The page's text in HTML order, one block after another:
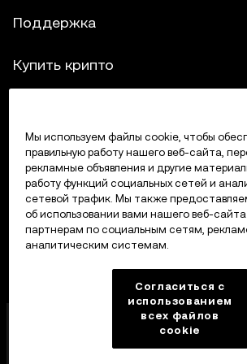
объемом не более 100 слов, при
копировании или распространении
должно быть указано: «Разрешение
ссылку на название статьи и ее
«Название статьи, [имя автора, если
2025». Часть контента может быть
использованием инструментов
интеллекта (ИИ). Создание
любое другое использование данной
Поддержка
Купить крипто
Трейдинг
Компания OKX Europe Limited,
торговой маркой OKX, получила
поставщика услуг в сфере
Мы используем файлы cookie, чтобы
правильную работу нашего веб-сайта,
рекламные объявления и другие
работу функций социальных сетей и
сетевой трафик. Мы также
об использовании вами нашего веб-
партнерам по социальным сетям,
аналитическим системам.
Согласиться с
использованием
всех файлов
cookie